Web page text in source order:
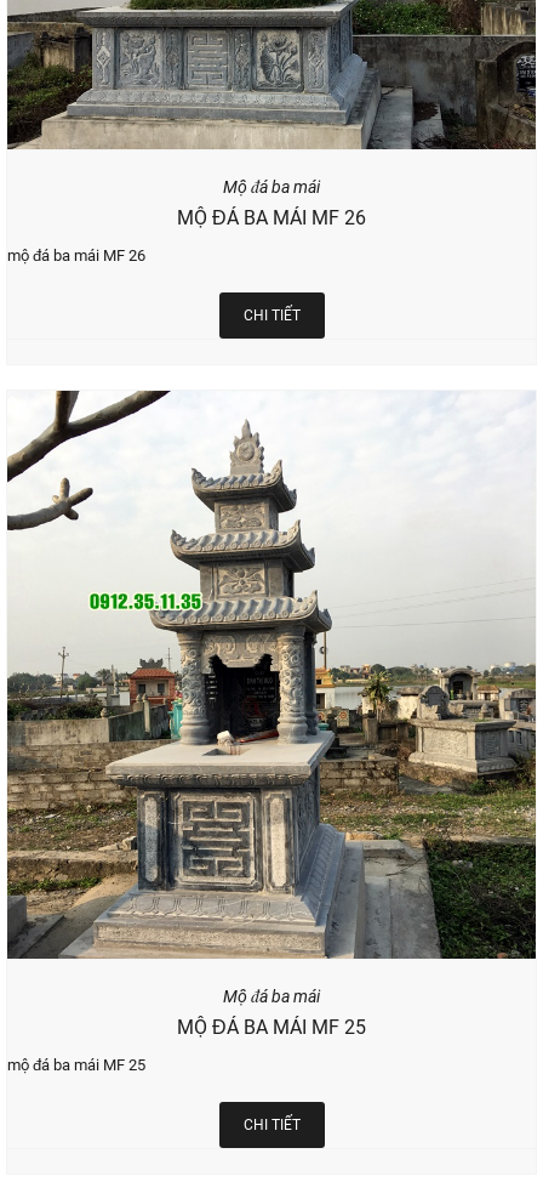
Mộ đá ba mái
MỘ ĐÁ BA MÁI MF 26
mộ đá ba mái MF 26
CHI TIẾT
Mộ đá ba mái
MỘ ĐÁ BA MÁI MF 25
mộ đá ba mái MF 25
CHI TIẾT